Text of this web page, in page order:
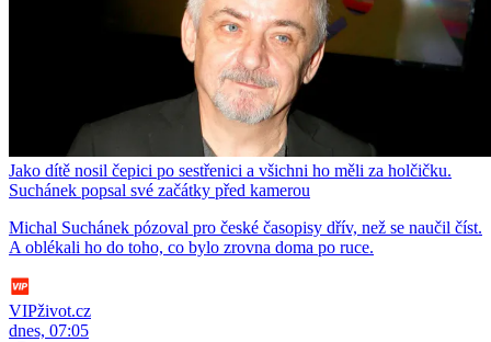
Jako dítě nosil čepici po sestřenici a všichni ho měli za holčičku.
Suchánek popsal své začátky před kamerou
Michal Suchánek pózoval pro české časopisy dřív, než se naučil číst.
A oblékali ho do toho, co bylo zrovna doma po ruce.
VIPživot.cz
dnes, 07:05